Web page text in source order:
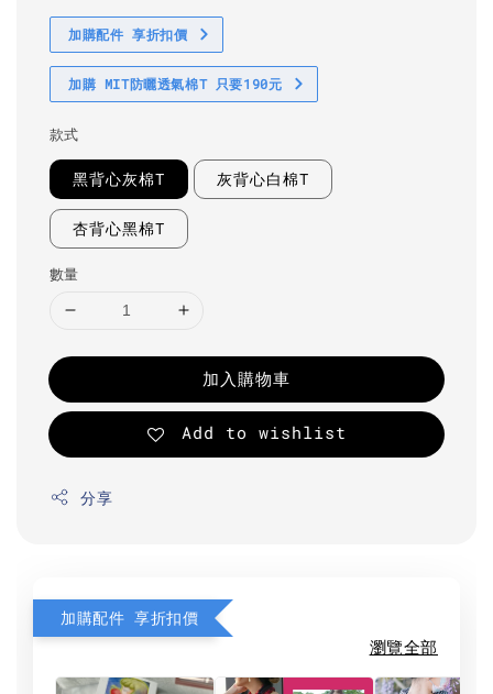
加購配件 享折扣價
加購 MIT防曬透氣棉T 只要190元
款式
黑背心灰棉T 灰背心白棉T
杏背心黑棉T
數量
加入購物車
Add to wishlist
分享
加購配件 享折扣價
瀏覽全部